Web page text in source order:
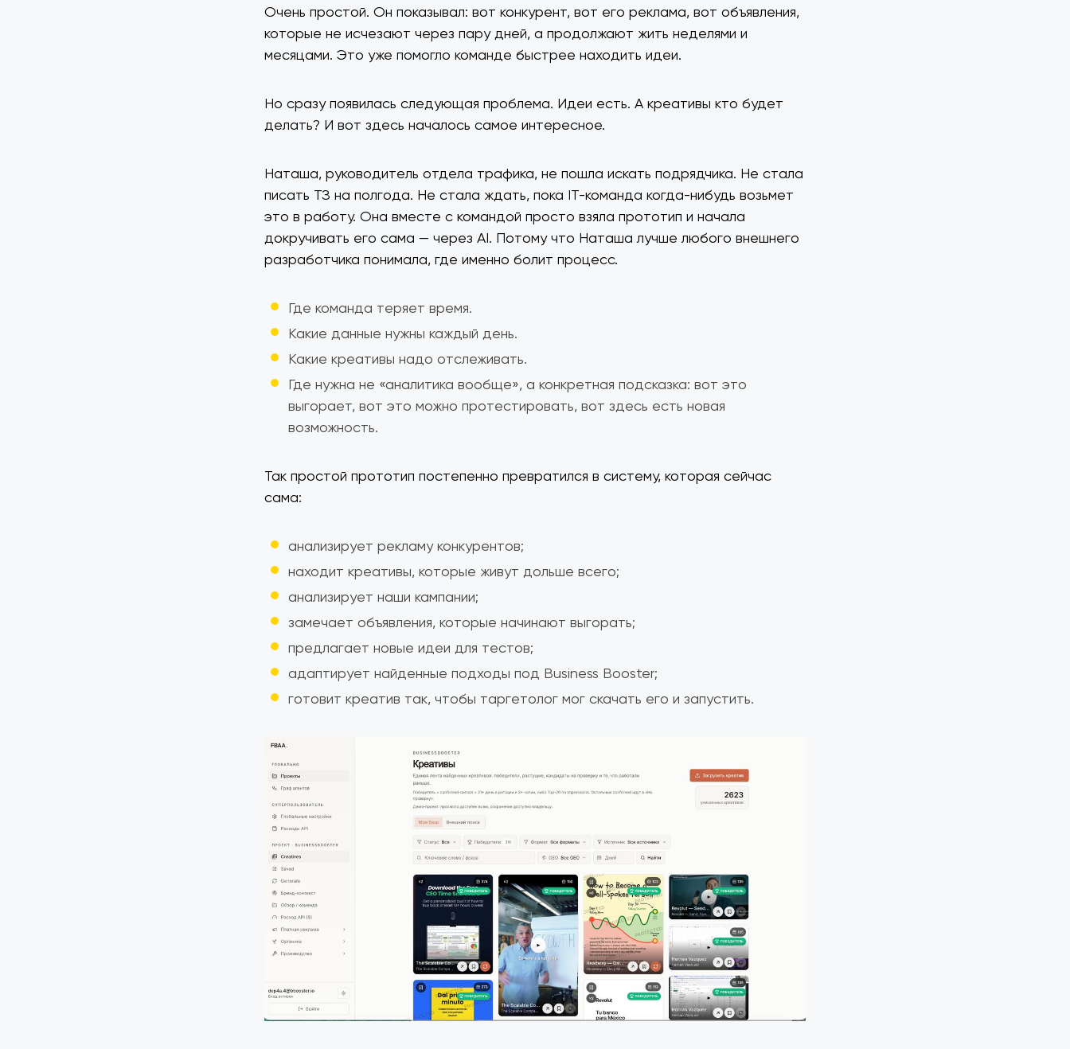
Очень простой. Он показывал: вот конкурент, вот его реклама, вот объявления,
которые не исчезают через пару дней, а продолжают жить неделями и
месяцами. Это уже помогло команде быстрее находить идеи.
Но сразу появилась следующая проблема. Идеи есть. А креативы кто будет
делать? И вот здесь началось самое интересное.
Наташа, руководитель отдела трафика, не пошла искать подрядчика. Не стала
писать ТЗ на полгода. Не стала ждать, пока IT-команда когда-нибудь возьмет
это в работу. Она вместе с командой просто взяла прототип и начала
докручивать его сама — через AI. Потому что Наташа лучше любого внешнего
разработчика понимала, где именно болит процесс.
Где команда теряет время.
Какие данные нужны каждый день.
Какие креативы надо отслеживать.
Где нужна не «аналитика вообще», а конкретная подсказка: вот это
выгорает, вот это можно протестировать, вот здесь есть новая
возможность.
Так простой прототип постепенно превратился в систему, которая сейчас
сама:
анализирует рекламу конкурентов;
находит креативы, которые живут дольше всего;
анализирует наши кампании;
замечает объявления, которые начинают выгорать;
предлагает новые идеи для тестов;
адаптирует найденные подходы под Business Booster;
готовит креатив так, чтобы таргетолог мог скачать его и запустить.